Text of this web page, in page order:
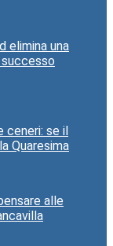
elimina una
ceneri: se il
Quaresima
alle